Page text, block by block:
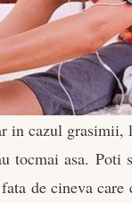
in cazul
tocmai asa.
de cineva